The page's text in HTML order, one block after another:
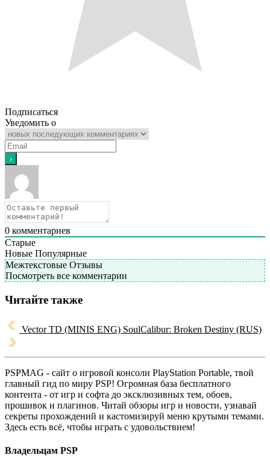
Подписаться
Уведомить о
0 комментариев
Старые
Новые Популярные
Межтекстовые Отзывы
Посмотреть все комментарии
Читайте также
Vector TD (MINIS ENG) SoulCalibur: Broken Destiny (RUS)
PSPMAG - cайт о игровой консоли PlayStation Portable, твой
главный гид по миру PSP! Огромная база бесплатного
контента - от игр и софта до эксклюзивных тем, обоев,
прошивок и плагинов. Читай обзоры игр и новости, узнавай
секреты прохождений и кастомизируй меню крутыми темами.
Здесь есть всё, чтобы играть с удовольствием!
Владельцам PSP